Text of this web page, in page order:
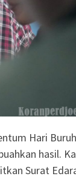
Hari Buruh
hasil.
Surat